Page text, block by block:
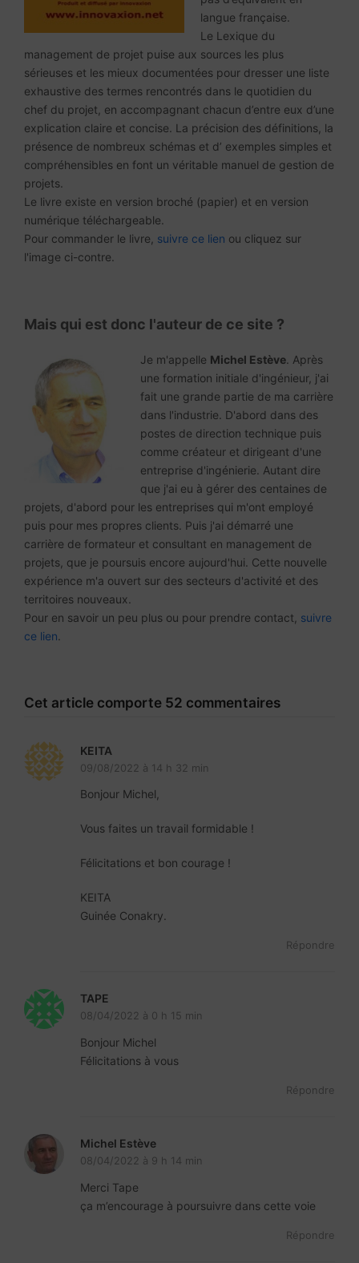
langue française.
Le Lexique du
management de projet puise aux sources les plus
sérieuses et les mieux documentées pour dresser une liste
exhaustive des termes rencontrés dans le quotidien du
chef du projet, en accompagnant chacun d’entre eux d’une
explication claire et concise. La précision des définitions, la
présence de nombreux schémas et d’ exemples simples et
compréhensibles en font un véritable manuel de gestion de
projets.
Le livre existe en version broché (papier) et en version
numérique téléchargeable.
Pour commander le livre, suivre ce lien ou cliquez sur
l'image ci-contre.
Mais qui est donc l'auteur de ce site ?
Je m'appelle Michel Estève . Après
une formation initiale d'ingénieur, j'ai
fait une grande partie de ma carrière
dans l'industrie. D'abord dans des
postes de direction technique puis
comme créateur et dirigeant d'une
entreprise d'ingénierie. Autant dire
que j'ai eu à gérer des centaines de
projets, d'abord pour les entreprises qui m'ont employé
puis pour mes propres clients. Puis j'ai démarré une
carrière de formateur et consultant en management de
projets, que je poursuis encore aujourd'hui. Cette nouvelle
expérience m'a ouvert sur des secteurs d'activité et des
territoires nouveaux.
Pour en savoir un peu plus ou pour prendre contact, suivre
ce lien
Cet article comporte 52 commentaires
KEITA
09/08/2022 à 14 h 32 min
Bonjour Michel,
Vous faites un travail formidable !
Félicitations et bon courage !
KEITA
Guinée Conakry.
Répondre
TAPE
08/04/2022 à 0 h 15 min
Bonjour Michel
Félicitations à vous
Répondre
Michel Estève
08/04/2022 à 9 h 14 min
Merci Tape
ça m’encourage à poursuivre dans cette voie
Répondre